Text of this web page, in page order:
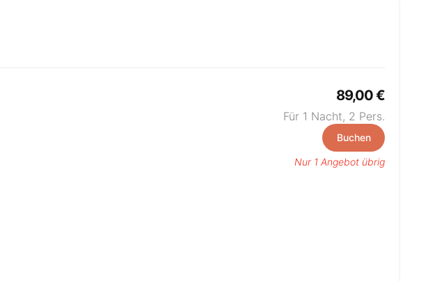
89,00 €
Für 1 Nacht, 2 Pers.
Buchen
Nur 1 Angebot übrig